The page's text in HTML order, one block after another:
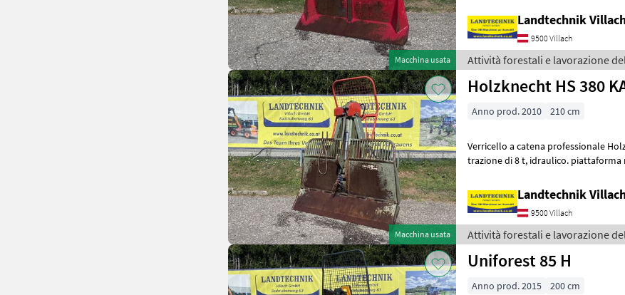
Macchina usata
Landtechnik
9500 Villach
Attività forestali e lavorazione
Macchina usata
Holzknecht HS 380
Anno prod. 2010 210 cm
Verricello a catena professionale
trazione di 8 t, idraulico. piattaforma ribaltabile da 210 cm, rullo di
Landtechnik
9500 Villach
Attività forestali e lavorazione
Uniforest 85 H
Anno prod. 2015 200 cm